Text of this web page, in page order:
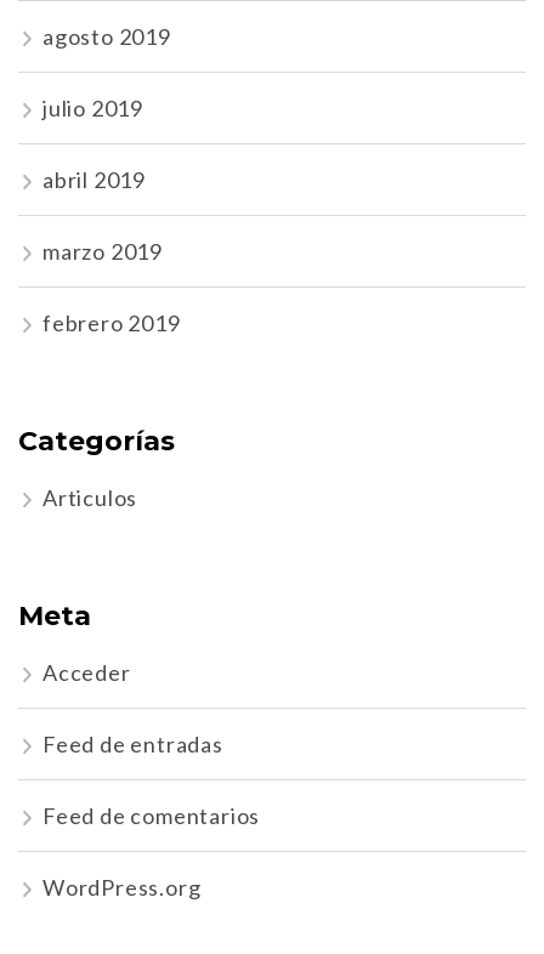
agosto 2019
julio 2019
abril 2019
marzo 2019
febrero 2019
Categorías
Articulos
Meta
Acceder
Feed de entradas
Feed de comentarios
WordPress.org